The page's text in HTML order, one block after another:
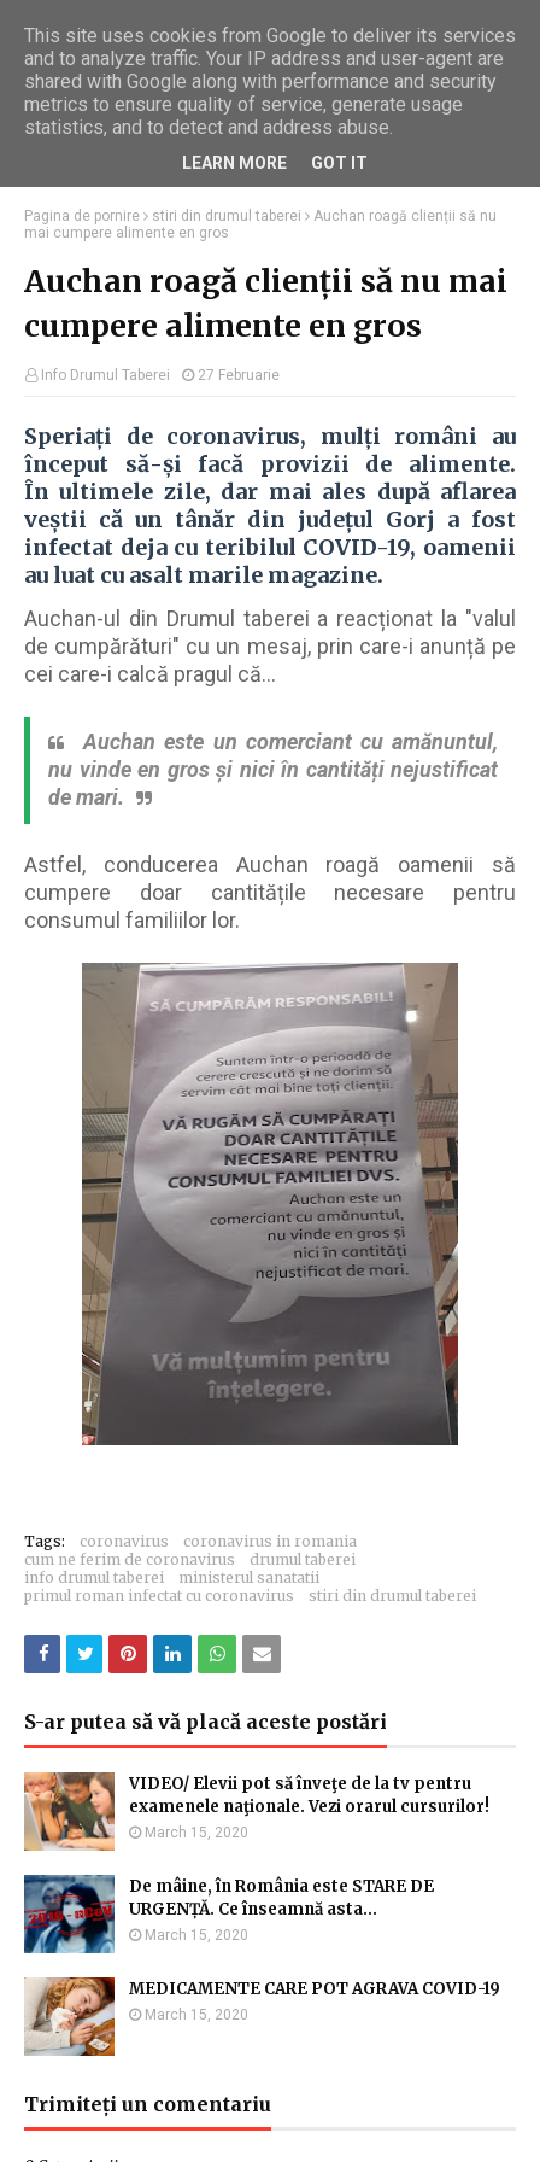
Pagina de pornire stiri din drumul taberei
Auchan roagă clienții să nu
mai cumpere alimente en gros
Auchan roagă clienții să nu mai
cumpere alimente en gros
Info Drumul Taberei 27 Februarie
Speriați de coronavirus, mulți români au
început să-și facă provizii de alimente.
Înultimele zile, dar mai ales după aflarea
veștii că un tânăr din județul Gorj a fost
infectat deja cu teribilul COVID-19, oamenii
au luat cu asalt marile magazine.
Auchan-ul din Drumul taberei a reacționat la "valul
de cumpărături" cu un mesaj, prin care-i anunță pe
cei care-i calcă pragul că...
Auchan este un comerciant cu amănuntul,
nu vinde en gros și nici în cantități nejustificat
de mari.
Astfel, conducerea Auchan roagă oamenii să
cumpere doar cantitățile necesare pentru
consumul familiilor lor.
Tags: coronavirus
coronavirus in romania
cum ne ferim de coronavirus
drumul taberei
info drumul taberei
ministerul sanatatii
primul roman infectat cu coronavirus
stiri din drumul taberei
S-ar putea să vă placă aceste postări
VIDEO/ Elevii pot să înveţe de la tv pentru
examenele naţionale. Vezi orarul cursurilor!
March 15, 2020
De mâine, în România este STARE DE
URGENȚĂ. Ce înseamnă asta...
March 15, 2020
MEDICAMENTE CARE POT AGRAVA COVID-19
March 15, 2020
Trimiteți un comentariu
This site uses cookies from Google to deliver its services
and to analyze traffic. Your IP address and user-agent are
shared with Google along with performance and security
metrics to ensure quality of service, generate usage
statistics, and to detect and address abuse.
LEARN MORE GOT IT